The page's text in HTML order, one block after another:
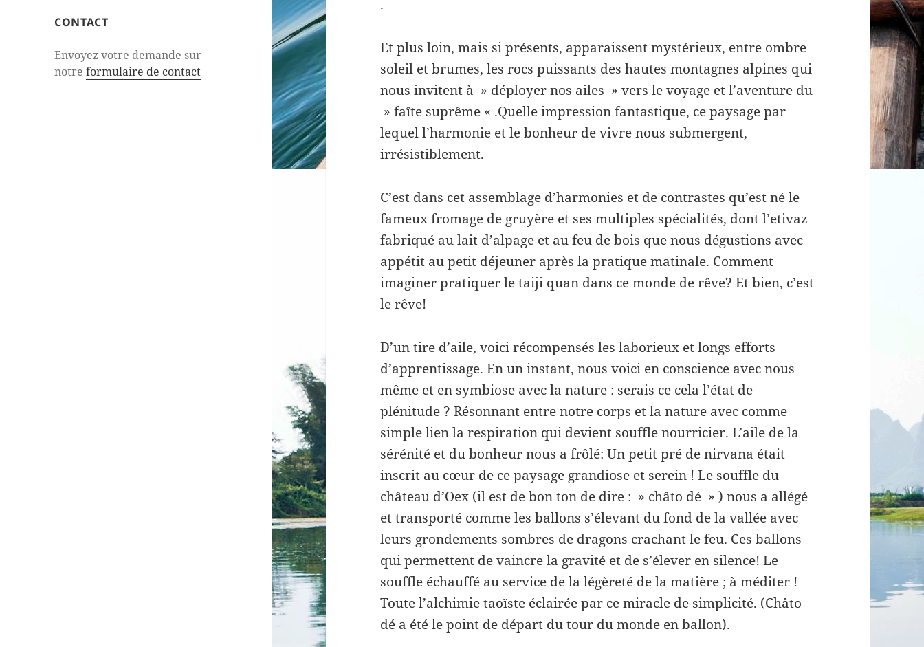
CONTACT
Envoyez votre demande sur
notreformulaire de contact
.
Et plus loin, mais si présents, apparaissent mystérieux, entre ombre
soleil et brumes, les rocs puissants des hautes montagnes alpines qui
nous invitent à » déployer nos ailes » vers le voyage et l’aventure du
» faîte suprême « .Quelle impression fantastique, ce paysage par
lequel l’harmonie et le bonheur de vivre nous submergent,
irrésistiblement.
C’est dans cet assemblage d’harmonies et de contrastes qu’est né le
fameux fromage de gruyère et ses multiples spécialités, dont l’etivaz
fabriqué au lait d’alpage et au feu de bois que nous dégustions avec
appétit au petit déjeuner après la pratique matinale. Comment
imaginer pratiquer le taiji quan dans ce monde de rêve? Et bien, c’est
le rêve!
D’un tire d’aile, voici récompensés les laborieux et longs efforts
d’apprentissage. En un instant, nous voici en conscience avec nous
même et en symbiose avec la nature : serais ce cela l’état de
plénitude ? Résonnant entre notre corps et la nature avec comme
simple lien la respiration qui devient souffle nourricier. L’aile de la
sérénité et du bonheur nous a frôlé: Un petit pré de nirvana était
inscrit au cœur de ce paysage grandiose et serein ! Le souffle du
château d’Oex (il est de bon ton de dire : » châto dé » ) nous a allégé
et transporté comme les ballons s’élevant du fond de la vallée avec
leurs grondements sombres de dragons crachant le feu. Ces ballons
qui permettent de vaincre la gravité et de s’élever en silence! Le
souffle échauffé au service de la légèreté de la matière ; à méditer !
Toute l’alchimie taoïste éclairée par ce miracle de simplicité. (Châto
dé a été le point de départ du tour du monde en ballon).